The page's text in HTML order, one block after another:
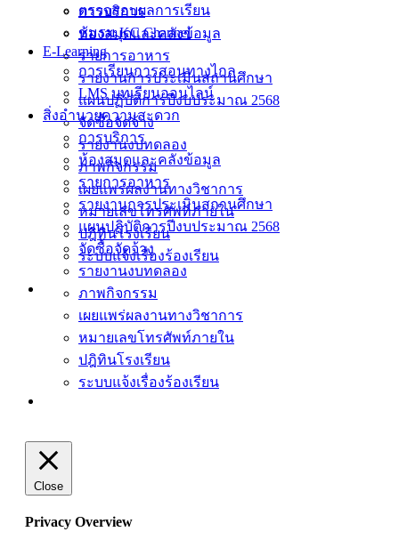
การบริการ
ห้องสมุดและคลังข้อมูล
รายการอาหาร
รายงานการประเมินสถานศึกษา
แผนปฏิบัติการปีงบประมาณ 2568
จัดซื้อจัดจ้าง
รายงานงบทดลอง
ภาพกิจกรรม
เผยแพร่ผลงานทางวิชาการ
หมายเลขโทรศัพท์ภายใน
ปฎิทินโรงเรียน
ระบบแจ้งเรื่องร้องเรียน
ตรวจสอบผลการเรียน
ชมรม KC Channel
E-Learning
การเรียนการสอนทางไกล
LMS บทเรียนออนไลน์
สิ่งอำนวยความสะดวก
การบริการ
ห้องสมุดและคลังข้อมูล
รายการอาหาร
รายงานการประเมินสถานศึกษา
แผนปฏิบัติการปีงบประมาณ 2568
จัดซื้อจัดจ้าง
รายงานงบทดลอง
ภาพกิจกรรม
เผยแพร่ผลงานทางวิชาการ
หมายเลขโทรศัพท์ภายใน
ปฎิทินโรงเรียน
ระบบแจ้งเรื่องร้องเรียน
Close
Privacy Overview